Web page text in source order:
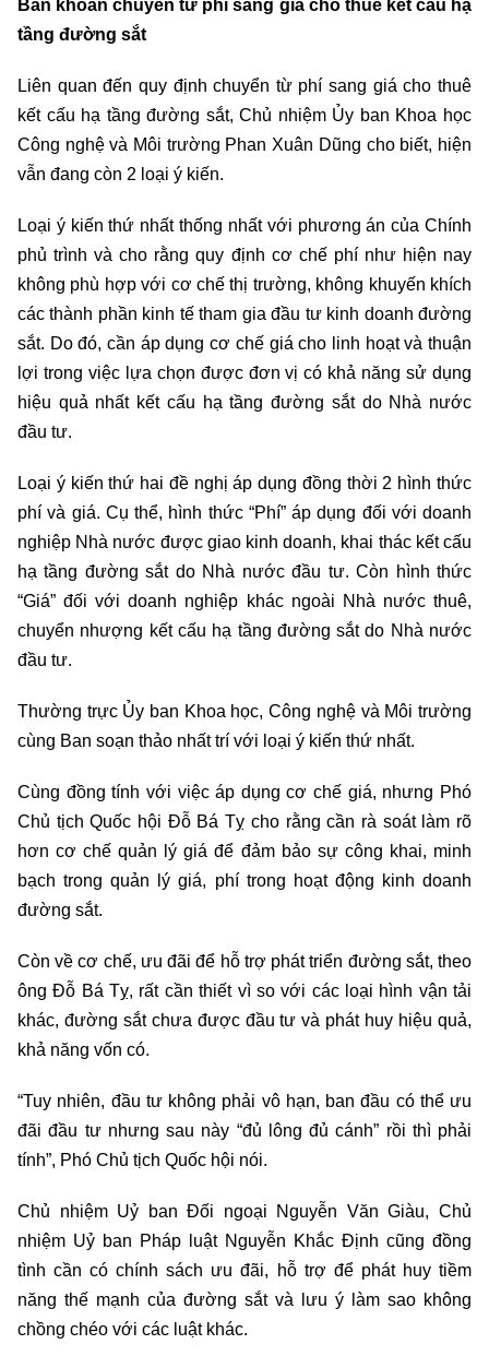
Băn khoăn chuyển từ phí sang giá cho thuê kết cấu hạ
tầng đường sắt
Liên quan đến quy định chuyển từ phí sang giá cho thuê
kết cấu hạ tầng đường sắt, Chủ nhiệm Ủy ban Khoa học
Công nghệ và Môi trường Phan Xuân Dũng cho biết, hiện
vẫn đang còn 2 loại ý kiến.
Loại ý kiến thứ nhất thống nhất với phương án của Chính
phủ trình và cho rằng quy định cơ chế phí như hiện nay
không phù hợp với cơ chế thị trường, không khuyến khích
các thành phần kinh tế tham gia đầu tư kinh doanh đường
sắt. Do đó, cần áp dụng cơ chế giá cho linh hoạt và thuận
lợi trong việc lựa chọn được đơn vị có khả năng sử dụng
hiệu quả nhất kết cấu hạ tầng đường sắt do Nhà nước
đầu tư.
Loại ý kiến thứ hai đề nghị áp dụng đồng thời 2 hình thức
phí và giá. Cụ thể, hình thức “Phí” áp dụng đối với doanh
nghiệp Nhà nước được giao kinh doanh, khai thác kết cấu
hạ tầng đường sắt do Nhà nước đầu tư. Còn hình thức
“Giá” đối với doanh nghiệp khác ngoài Nhà nước thuê,
chuyển nhượng kết cấu hạ tầng đường sắt do Nhà nước
đầu tư.
Thường trực Ủy ban Khoa học, Công nghệ và Môi trường
cùng Ban soạn thảo nhất trí với loại ý kiến thứ nhất.
Cùng đồng tính với việc áp dụng cơ chế giá, nhưng Phó
Chủ tịch Quốc hội Đỗ Bá Tỵ cho rằng cần rà soát làm rõ
hơn cơ chế quản lý giá để đảm bảo sự công khai, minh
bạch trong quản lý giá, phí trong hoạt động kinh doanh
đường sắt.
Còn về cơ chế, ưu đãi để hỗ trợ phát triển đường sắt, theo
ông Đỗ Bá Tỵ, rất cần thiết vì so với các loại hình vận tải
khác, đường sắt chưa được đầu tư và phát huy hiệu quả,
khả năng vốn có.
“Tuy nhiên, đầu tư không phải vô hạn, ban đầu có thể ưu
đãi đầu tư nhưng sau này “đủ lông đủ cánh” rồi thì phải
tính”, Phó Chủ tịch Quốc hội nói.
Chủ nhiệm Uỷ ban Đối ngoại Nguyễn Văn Giàu, Chủ
nhiệm Uỷ ban Pháp luật Nguyễn Khắc Định cũng đồng
tình cần có chính sách ưu đãi, hỗ trợ để phát huy tiềm
năng thế mạnh của đường sắt và lưu ý làm sao không
chồng chéo với các luật khác.